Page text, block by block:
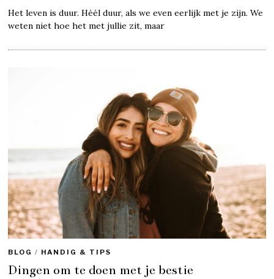
Het leven is duur. Héél duur, als we even eerlijk met je zijn. We
weten niet hoe het met jullie zit, maar
BLOG / HANDIG & TIPS
Dingen om te doen met je bestie